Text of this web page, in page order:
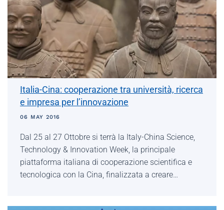
Italia-Cina: cooperazione tra università, ricerca
e impresa per l’innovazione
06 MAY 2016
Dal 25 al 27 Ottobre si terrà la Italy-China Science,
Technology & Innovation Week, la principale
piattaforma italiana di cooperazione scientifica e
tecnologica con la Cina, finalizzata a creare…